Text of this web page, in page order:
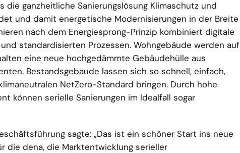
die ganzheitliche Sanierungslösung Klimaschutz und
und damit energetische Modernisierungen in der Breite
nach dem Energiesprong-Prinzip kombiniert digitale
standardisierten Prozessen. Wohngebäude werden auf
eine neue hochgedämmte Gebäudehülle aus
Bestandsgebäude lassen sich so schnell, einfach,
NetZero-Standard bringen. Durch hohe
können serielle Sanierungen im Idealfall sogar
sagte: „Das ist ein schöner Start ins neue
die dena, die Marktentwicklung serieller